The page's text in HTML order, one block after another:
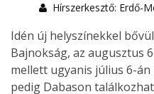
Hírszerkesztő: Erdő-
Idén új helyszínekkel
Bajnokság, az augusztus
mellett ugyanis július 6-
pedig Dabason